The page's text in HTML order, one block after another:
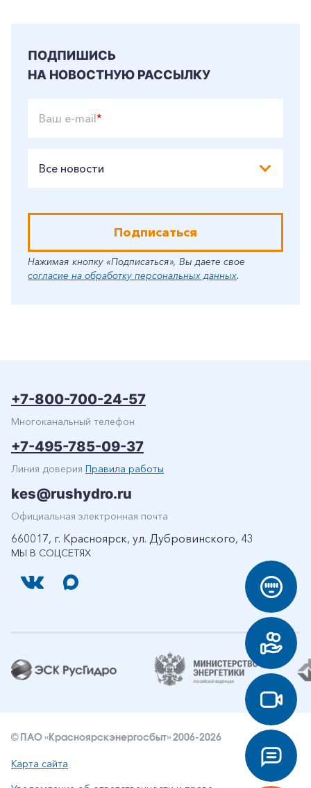
ПОДПИШИСЬ
НА НОВОСТНУЮ РАССЫЛКУ
Ваш e-mail*
Все новости
Подписаться
Нажимая кнопку «Подписаться», Вы даете свое
согласие на обработку персональных данных.
МЫ В СОЦСЕТЯХ
+7-800-700-24-57
Многоканальный телефон
+7-495-785-09-37
Линия доверия Правила работы
kes@rushydro.ru
Официальная электронная почта
660017, г. Красноярск, ул. Дубровинского, 43
© ПАО «Красноярскэнергосбыт» 2006-2026
Карта сайта